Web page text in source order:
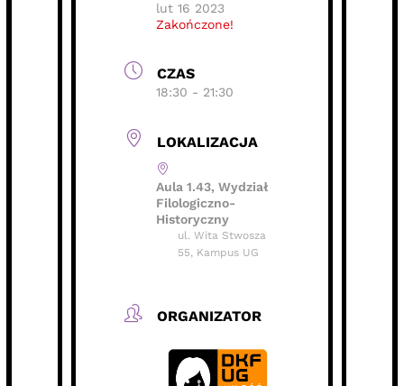
lut 16 2023
Zakończone!
CZAS
18:30 - 21:30
LOKALIZACJA
Aula 1.43, Wydział
Filologiczno-
Historyczny
ul. Wita Stwosza
55, Kampus UG
ORGANIZATOR